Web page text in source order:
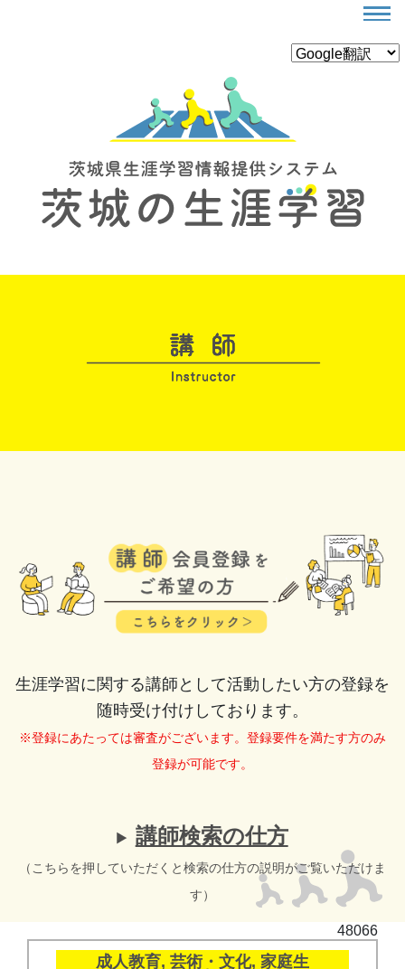
生涯学習に関する講師として活動したい方の登録を
随時受け付けしております。
※登録にあたっては審査がございます。登録要件を満たす方のみ
登録が可能です。
講師検索の仕方
（こちらを押していただくと検索の仕方の説明がご覧いただけま
す）
48066
成人教育, 芸術・文化, 家庭生